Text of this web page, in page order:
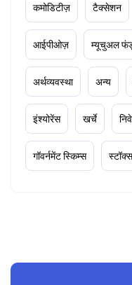
कमोडिटीज़ टैक्सेशन
आईपीओज़ म्यूचुअल
अर्थव्यवस्था अन्य
इंश्योरेंस खर्चे
गॉवर्नमेंट स्किम्स स्टॉक्स